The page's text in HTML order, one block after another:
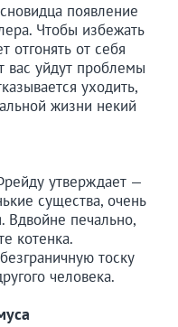
появление
Чтобы избежать
отгонять от себя
вас уйдут проблемы
уходить,
жизни некий
утверждает —
существа, очень
Вдвойне печально,
котенка.
тоску
человека.